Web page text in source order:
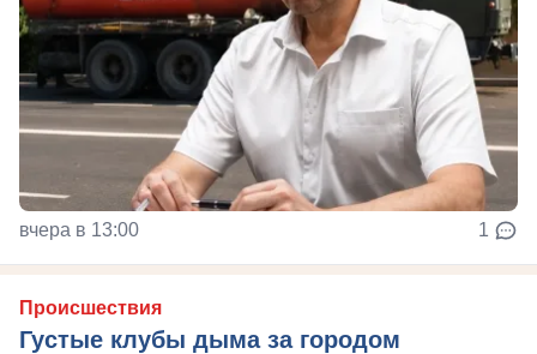
вчера в 13:00 1
Происшествия
Густые клубы дыма за городом